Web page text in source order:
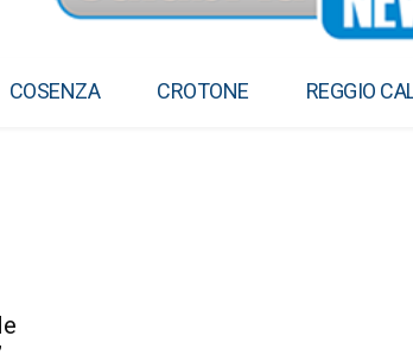
COSENZA CROTONE REGGIO